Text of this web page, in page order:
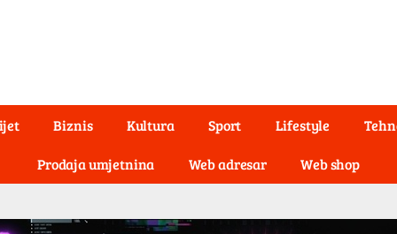
Biznis Kultura Sport Lifestyle
Prodaja umjetnina Web adresar Web shop